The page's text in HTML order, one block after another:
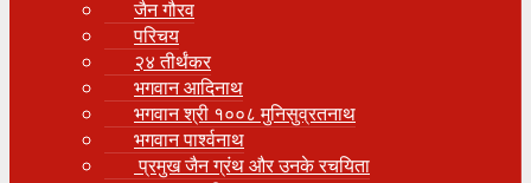
जैन गौरव
परिचय
२४ तीर्थंकर
भगवान आदिनाथ
भगवान श्री १००८ मुनिसुव्रतनाथ
भगवान पार्श्वनाथ
प्रमुख जैन ग्रंथ और उनके रचयिता